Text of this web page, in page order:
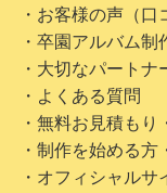
・お客様の声（口
・卒園アルバム制
・大切なパートナ
・よくある質問
・無料お見積も
・制作を始める方
・オフィシャルサ